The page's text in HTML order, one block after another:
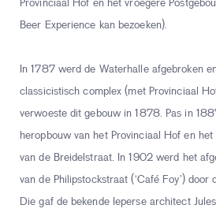
Provinciaal Hof en het vroegere
Beer Experience kan bezoeken).
In 1787 werd de Waterhalle afgebroken
classicistisch complex (met Provinciaal
verwoeste dit gebouw in 1878. Pas in
heropbouw van het Provinciaal Hof en het
van de Breidelstraat. In 1902 werd het
van de Philipstockstraat (‘Café Foy’) door
Die gaf de bekende Ieperse architect